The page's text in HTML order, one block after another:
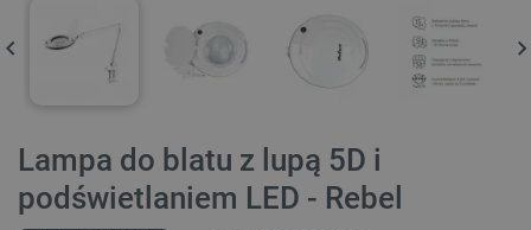
Lampa do blatu z lupą 5D i
podświetlaniem LED - Rebel